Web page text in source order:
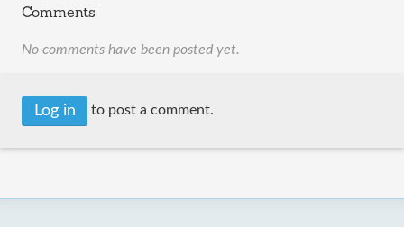
Comments
No comments have been posted yet.
Log in to post a comment.